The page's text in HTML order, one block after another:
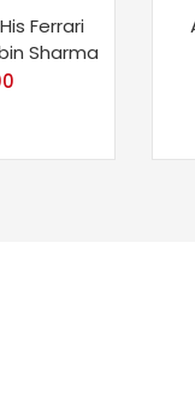
Ferrari
Sharma
Current